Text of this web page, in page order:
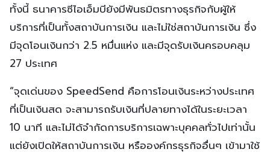
ทั้งนี้ ธนาคารซีไอเอ็มบียังมีพันธมิตรทางธุรกิจกับผู้ให้
บริการที่เป็นทั้งสถาบันการเงิน และไม่ใช่สถาบันการเงิน ซึ่ง
มีจุดโอนเงินกว่า 2.5 หมื่นแห่ง และมีจุดรับเงินครอบคลุม
27 ประเทศ
“จุดเด่นของ SpeedSend คือการโอนเงินระหว่างประเทศ
ที่เป็นเงินสด จะสามารถรับเงินที่ปลายทางได้ในระยะเวลา
10 นาที และไม่ได้จำกัดการบริการเฉพาะบุคคลทั่วไปเท่านั้น
แต่ยังเปิดให้สถาบันการเงิน หรือองค์กรธุรกิจอื่นๆ เข้ามาใช้